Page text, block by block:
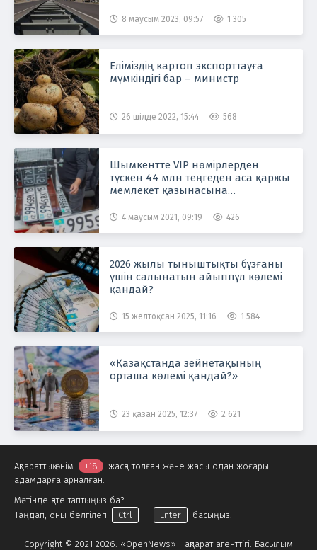
8 маусым 2023, 09:57 1 305
Еліміздің картоп экспорттауға
мүмкіндігі бар – министр
26 шілде 2022, 15:44 568
Шымкентте VIP нөмірлерден
түскен 44 млн теңгеден аса қаржы
мемлекет қазынасына
4 маусым 2021, 09:19 426
2026 жылы тыныштықты бұзғаны
үшін салынатын айыппұл көлемі
қандай?
15 желтоқсан 2025, 11:16 1 584
«Қазақстанда зейнетақының
орташа көлемі қандай?»
23 қазан 2025, 12:37 2 621
Copyright © 2021-2026. «OpenNews» - ақпарат агенттігі. Басылым
Ақпараттық өнім +18
жасқа толған және жасы одан жоғары
адамдарға арналған.
Мәтінде қате таптыңыз ба?
Таңдап, оны белгілеп
Ctrl + Enter басыңыз.